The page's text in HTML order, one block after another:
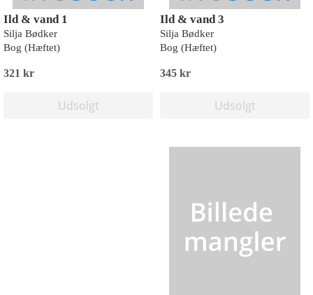
Ild & vand 1
Silja Bødker
Bog (Hæftet)
321 kr
Udsolgt
Ild & vand 3
Silja Bødker
Bog (Hæftet)
345 kr
Udsolgt